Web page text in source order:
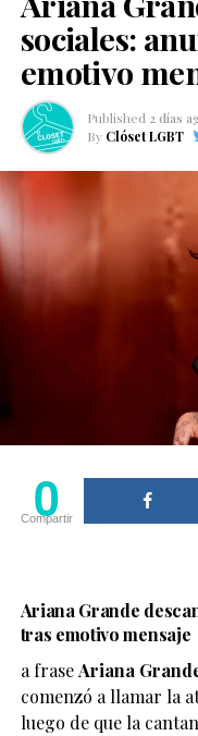
sociales:
emotivo
Published 2 días
By Clóset LGBT
0
Compartir
Ariana Grande
tras emotivo mensaje
a fraseAriana
comenzó a llamar la
luego de que la